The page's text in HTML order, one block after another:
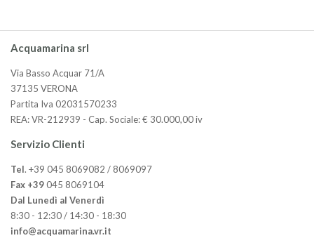
Acquamarina srl
Via Basso Acquar 71/A
37135 VERONA
Partita Iva 02031570233
REA: VR-212939 - Cap. Sociale: € 30.000,00 iv
Servizio Clienti
Tel. +39 045 8069082 / 8069097
Fax +39045 8069104
Dal Lunedì al Venerdì
8:30 - 12:30 / 14:30 - 18:30
info@acquamarina.vr.it